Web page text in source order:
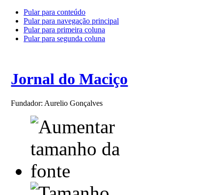
Pular para conteúdo
Pular para navegação principal
Pular para primeira coluna
Pular para segunda coluna
Jornal do Maciço
Fundador: Aurelio Gonçalves